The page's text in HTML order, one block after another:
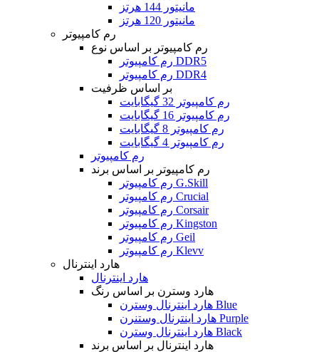
مانیتور 144 هرتز
مانیتور 120 هرتز
رم کامپیوتر
رم کامپیوتر بر اساس نوع
رم کامپیوتر DDR5
رم کامپیوتر DDR4
بر اساس ظرفیت
رم کامپیوتر 32 گیگابایت
رم کامپیوتر 16 گیگابایت
رم کامپیوتر 8 گیگابایت
رم کامپیوتر 4 گیگابایت
رم کامپیوتر
رم کامپیوتر بر اساس برند
رم کامپیوتر G.Skill
رم کامپیوتر Crucial
رم کامپیوتر Corsair
رم کامپیوتر Kingston
رم کامپیوتر Geil
رم کامپیوتر Klevv
هارد اینترنال
هارد اینترنال
هارد وسترن بر اساس رنگ
هارد اینترنال وسترن Blue
هارد اینترنال وستنرن Purple
هارد اینترنال وسترن Black
هارد اینترنال بر اساس برند